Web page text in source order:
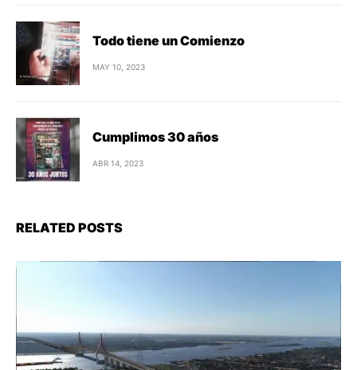
Todo tiene un Comienzo
MAY 10, 2023
Cumplimos 30 años
ABR 14, 2023
RELATED POSTS